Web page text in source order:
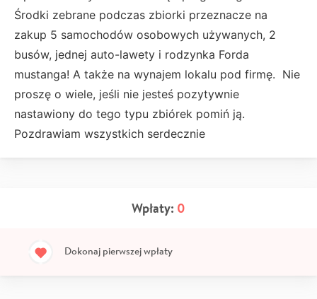
Środki zebrane podczas zbiorki przeznacze na
zakup 5 samochodów osobowych używanych, 2
busów, jednej auto-lawety i rodzynka Forda
mustanga! A także na wynajem lokalu pod firmę. Nie
proszę o wiele, jeśli nie jesteś pozytywnie
nastawiony do tego typu zbiórek pomiń ją.
Pozdrawiam wszystkich serdecznie
Wpłaty: 0
Dokonaj pierwszej wpłaty